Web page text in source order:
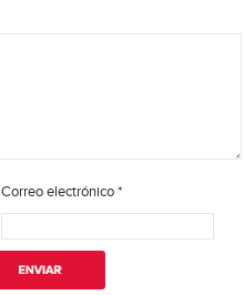
Correo electrónico*